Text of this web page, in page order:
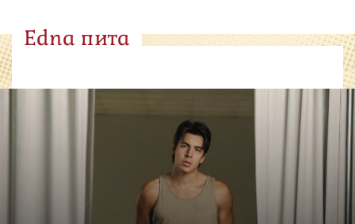
Edna пита